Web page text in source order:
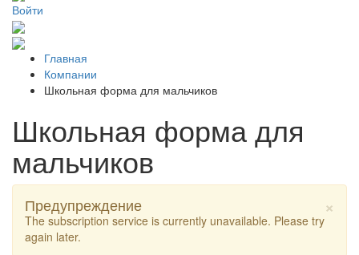
Войти
Главная
Компании
Школьная форма для мальчиков
Школьная форма для
мальчиков
×
Предупреждение
The subscription service is currently unavailable. Please try
again later.